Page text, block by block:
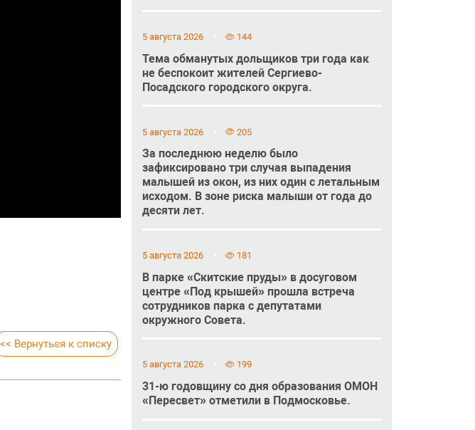
<< Вернуться к списку
5 августа 2026 144
Тема обманутых дольщиков три года как
не беспокоит жителей Сергиево-
Посадского городского округа.
5 августа 2026 205
За последнюю неделю было
зафиксировано три случая выпадения
малышей из окон, из них один с летальным
исходом. В зоне риска малыши от года до
десяти лет.
5 августа 2026 181
В парке «Скитские пруды» в досуговом
центре «Под крышей» прошла встреча
сотрудников парка с депутатами
окружного Совета.
5 августа 2026 199
31-ю годовщину со дня образования ОМОН
«Пересвет» отметили в Подмосковье.